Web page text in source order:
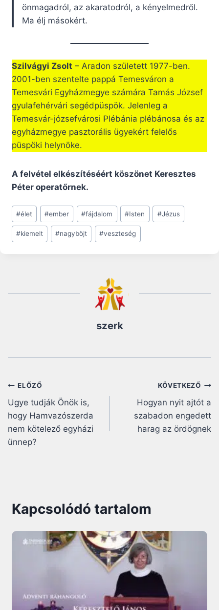
önmagadról, az akaratodról, a kényelmedről.
Ma élj másokért.
Szilvágyi Zsolt – Aradon született 1977-ben.
2001-ben szentelte pappá Temesváron a
Temesvári Egyházmegye számára Tamás József
gyulafehérvári segédpüspök. Jelenleg a
Temesvár-józsefvárosi Plébánia plébánosa és az
egyházmegye pasztorális ügyekért felelős
püspöki helynöke.
A felvétel elkészítéséért köszönet Keresztes
Péter operatőrnek.
Post
Tags:
#élet #ember #fájdalom #Isten #Jézus
#kiemelt #nagyböjt #veszteség
szerk
Bejegyzés
navigáció
ELŐZŐ
Ugye tudják Önök is,
hogy Hamvazószerda
nem kötelező egyházi
ünnep?
KÖVETKEZŐ
Hogyan nyit ajtót a
szabadon engedett
harag az ördögnek
Kapcsolódó tartalom